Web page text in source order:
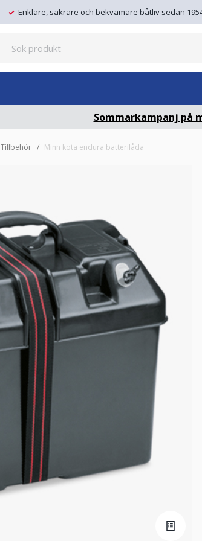
Enklare, säkrare och bekvämare båtliv sedan
Sommarkampanj på
Tillbehör Minn kota endura batterilåda